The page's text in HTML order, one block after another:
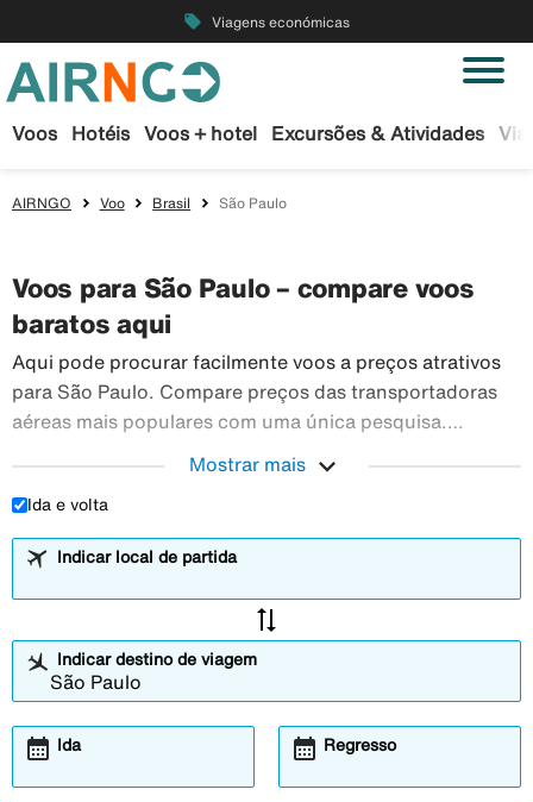
local_offer Viagens económicas
Voos Hotéis Voos + hotel Excursões & Atividades
AIRNGO Voo Brasil São Paulo
Voos para São Paulo – compare voos
baratos aqui
Aqui pode procurar facilmente voos a preços atrativos
para São Paulo. Compare preços das transportadoras
aéreas mais populares com uma única pesquisa.
mundo.Aqui pode procurar facilmente voos a preços
Mostrar mais expand_more
Ida e volta
Indicar local de partida
sync_alt
Indicar destino de viagem
Ida
calendar_month Regresso
calendar_month